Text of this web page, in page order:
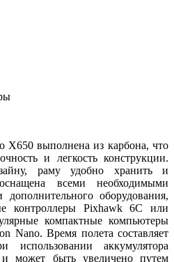
X650 выполнена из карбона, что
и легкость конструкции.
раму удобно хранить и
всеми необходимыми
оборудования,
контроллеры Pixhawk 6C или
компактные компьютеры
Nano. Время полета составляет
аккумулятора
может быть увеличено путем